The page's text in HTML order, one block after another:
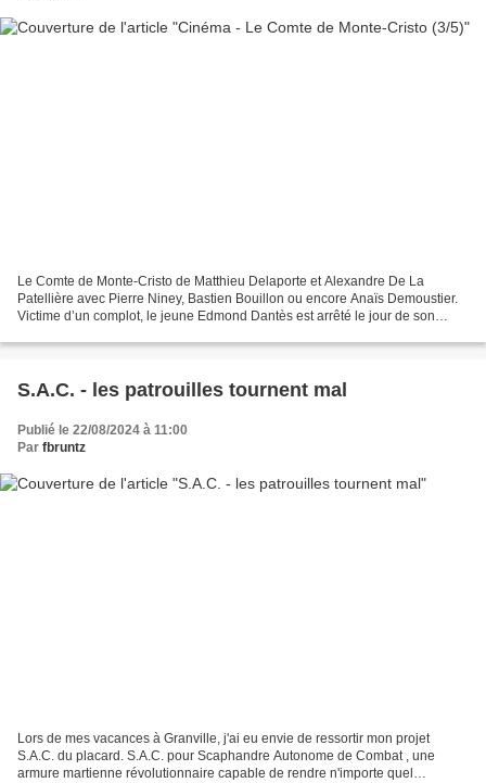
Le Comte de Monte-Cristo de Matthieu Delaporte et Alexandre De La
Patellière avec Pierre Niney, Bastien Bouillon ou encore Anaïs Demoustier.
Victime d’un complot, le jeune Edmond Dantès est arrêté le jour de son
S.A.C. - les patrouilles tournent mal
Publié le 22/08/2024 à 11:00
Par fbruntz
Lors de mes vacances à Granville, j'ai eu envie de ressortir mon projet
S.A.C. du placard. S.A.C. pour Scaphandre Autonome de Combat , une
armure martienne révolutionnaire capable de rendre n'importe quel